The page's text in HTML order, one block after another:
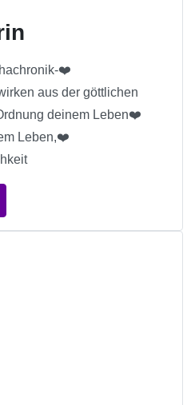
❤️
aus der göttlichen
deinem Leben❤️
Leben,❤️